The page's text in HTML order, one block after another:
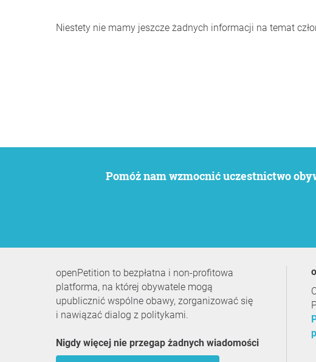
Niestety nie mamy jeszcze żadnych informacji na temat
Pomóż nam wzmocnić uczestnictwo
openPetition to bezpłatna i non-profitowa
platforma, na której obywatele mogą
upublicznić wspólne obawy, zorganizować się
i nawiązać dialog z politykami.
Nigdy więcej nie przegap żadnych wiadomości